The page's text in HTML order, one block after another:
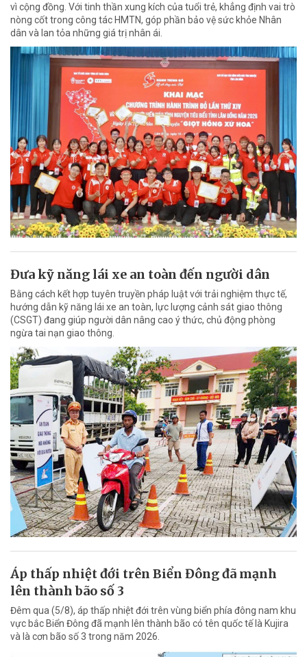
vì cộng đồng. Với tinh thần xung kích của tuổi trẻ, khẳng định vai trò
nòng cốt trong công tác HMTN, góp phần bảo vệ sức khỏe Nhân
dân và lan tỏa những giá trị nhân ái.
Đưa kỹ năng lái xe an toàn đến người dân
Bằng cách kết hợp tuyên truyền pháp luật với trải nghiệm thực tế,
hướng dẫn kỹ năng lái xe an toàn, lực lượng cảnh sát giao thông
(CSGT) đang giúp người dân nâng cao ý thức, chủ động phòng
ngừa tai nạn giao thông.
Áp thấp nhiệt đới trên Biển Đông đã mạnh
lên thành bão số 3
Đêm qua (5/8), áp thấp nhiệt đới trên vùng biển phía đông nam khu
vực bắc Biển Đông đã mạnh lên thành bão có tên quốc tế là Kujira
và là cơn bão số 3 trong năm 2026.